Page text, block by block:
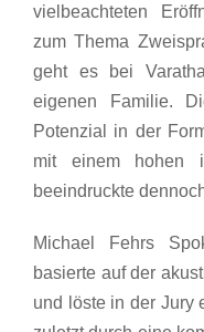
vielbeachteten
zum Thema
geht es bei
eigenen Familie.
Potenzial in der
mit einem hohen
beeindruckte
Michael Fehrs
basierte auf der
und löste in der Jury